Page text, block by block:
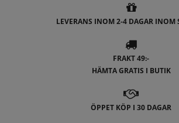
LEVERANS INOM 2-4 DAGAR INOM
FRAKT 49:-
HÄMTA GRATIS I BUTIK
ÖPPET KÖP I 30 DAGAR